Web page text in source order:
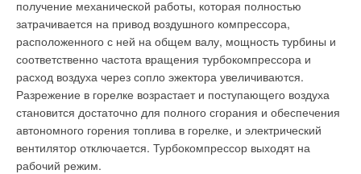
получение механической работы, которая полностью
затрачивается на привод воздушного компрессора,
расположенного с ней на общем валу, мощность турбины и
соответственно частота вращения турбокомпрессора и
расход воздуха через сопло эжектора увеличиваются.
Разрежение в горелке возрастает и поступающего воздуха
становится достаточно для полного сгорания и обеспечения
автономного горения топлива в горелке, и электрический
вентилятор отключается. Турбокомпрессор выходят на
рабочий режим.